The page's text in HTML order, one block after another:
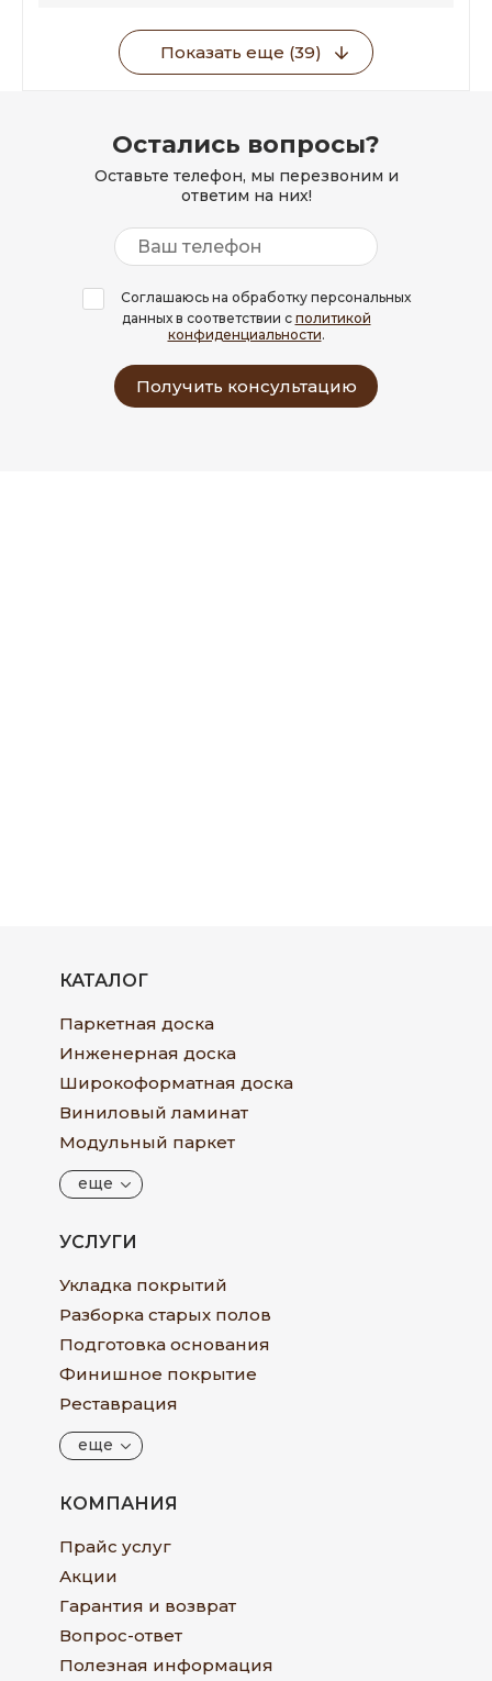
Показать еще (39)
Остались вопросы?
Оставьте телефон, мы перезвоним и
ответим на них!
Соглашаюсь на обработку персональных
данных в соответствии с политикой
конфиденциальности.
Получить консультацию
КАТАЛОГ
Паркетная доска
Инженерная доска
Широкоформатная доска
Виниловый ламинат
Модульный паркет
еще
УСЛУГИ
Укладка покрытий
Разборка старых полов
Подготовка основания
Финишное покрытие
Реставрация
еще
КОМПАНИЯ
Прайс услуг
Акции
Гарантия и возврат
Вопрос-ответ
Полезная информация